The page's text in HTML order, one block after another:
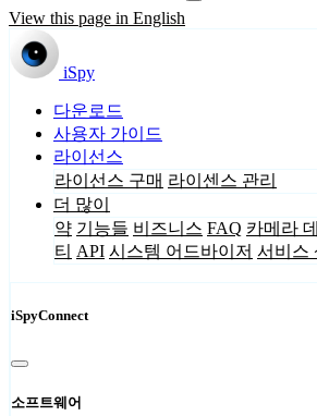
View this page in English
iSpy
다운로드
사용자 가이드
라이선스
라이선스 구매 라이센스 관리
더 많이
약 기능들 비즈니스 FAQ 카메라
티 API 시스템 어드바이저 서비스
iSpyConnect
소프트웨어